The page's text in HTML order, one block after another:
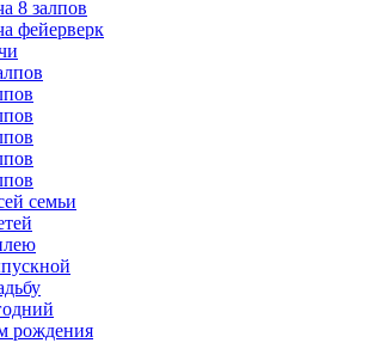
8 залпов
фейерверк
семьи
рождения